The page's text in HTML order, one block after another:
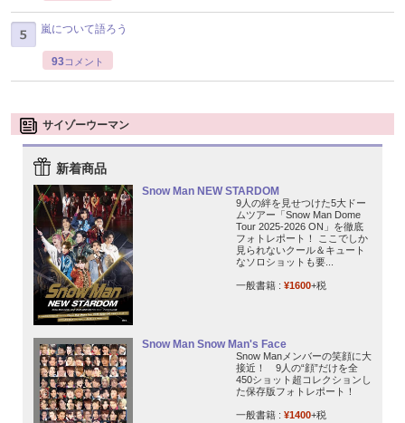
嵐について語ろう
93コメント
サイゾーウーマン
新着商品
Snow Man NEW STARDOM
9人の絆を見せつけた5大ドー
ムツアー「Snow Man Dome
Tour 2025-2026 ON」を徹底
フォトレポート！ ここでしか
見られないクール＆キュート
なソロショットも要...
一般書籍 : ¥1600+税
Snow Man Snow Man's Face
Snow Manメンバーの笑顔に大
接近！ 9人の“顔”だけを全
450ショット超コレクションし
た保存版フォトレポート！
一般書籍 : ¥1400+税